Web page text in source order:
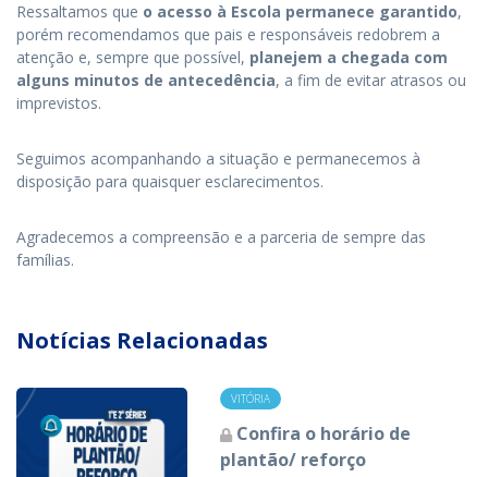
Ressaltamos que o acesso à Escola permanece garantido,
porém recomendamos que pais e responsáveis redobrem a
atenção e, sempre que possível, planejem a chegada com
alguns minutos de antecedência, a fim de evitar atrasos ou
imprevistos.
Seguimos acompanhando a situação e permanecemos à
disposição para quaisquer esclarecimentos.
Agradecemos a compreensão e a parceria de sempre das
famílias.
Notícias Relacionadas
VITÓRIA
Confira o horário de
plantão/ reforço